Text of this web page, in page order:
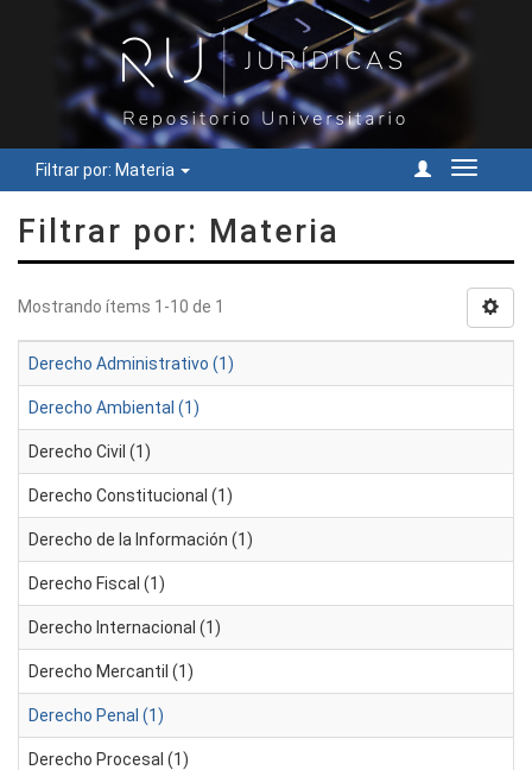
Filtrar por: Materia
Cambiar
Filtrar por: Materia
Mostrando ítems 1-10 de 1
Derecho Administrativo (1)
Derecho Ambiental (1)
Derecho Civil (1)
Derecho Constitucional (1)
Derecho de la Información (1)
Derecho Fiscal (1)
Derecho Internacional (1)
Derecho Mercantil (1)
Derecho Penal (1)
Derecho Procesal (1)